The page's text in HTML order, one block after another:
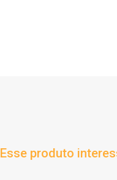
Esse produto